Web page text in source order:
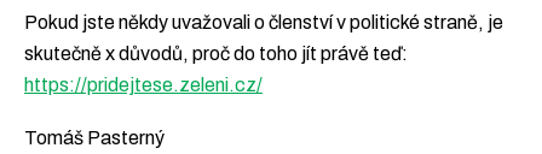
Pokud jste někdy uvažovali o členství v politické straně, je
skutečně x důvodů, proč do toho jít právě teď:
https://pridejtese.zeleni.cz/
Tomáš Pasterný